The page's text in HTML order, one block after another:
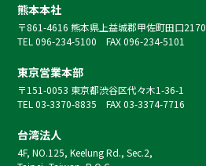
熊本本社
〒861-4616 熊本県上益城郡甲佐町田口2170
TEL 096-234-5100 FAX 096-234-5101
東京営業本部
〒151-0053 東京都渋谷区代々木1-36-1
TEL 03-3370-8835 FAX 03-3374-7716
台湾法人
4F, NO.125, Keelung Rd., Sec.2,